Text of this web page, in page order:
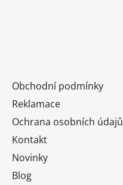
Obchodní podmínky
Reklamace
Ochrana osobních údajů
Kontakt
Novinky
Blog